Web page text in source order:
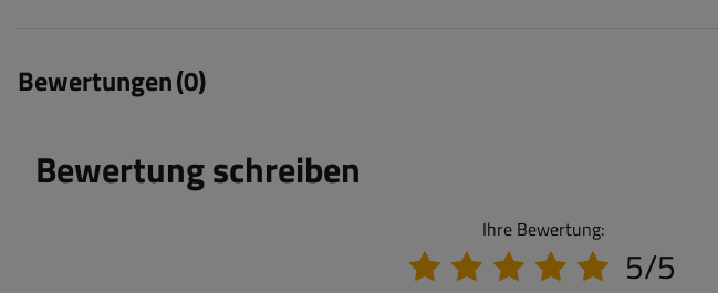
Bewertungen(0)
Bewertung schreiben
Ihre Bewertung:
5/5